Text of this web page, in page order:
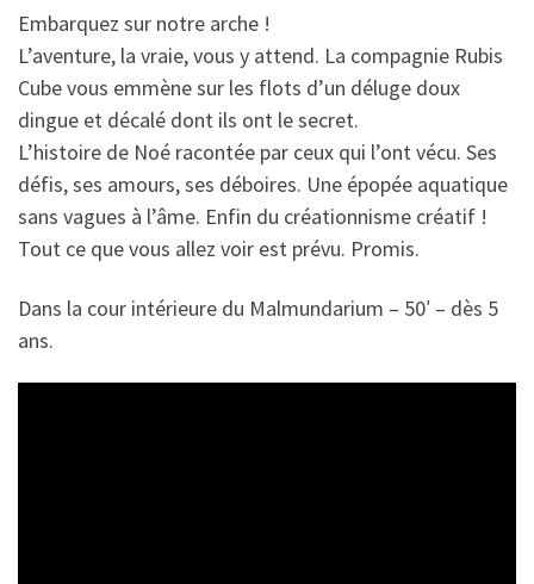
Embarquez sur notre arche !
L’aventure, la vraie, vous y attend. La compagnie Rubis
Cube vous emmène sur les flots d’un déluge doux
dingue et décalé dont ils ont le secret.
L’histoire de Noé racontée par ceux qui l’ont vécu. Ses
défis, ses amours, ses déboires. Une épopée aquatique
sans vagues à l’âme. Enfin du créationnisme créatif !
Tout ce que vous allez voir est prévu. Promis.
Dans la cour intérieure du Malmundarium – 50′ – dès 5
ans.